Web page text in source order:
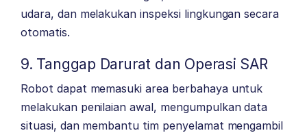
udara, dan melakukan inspeksi lingkungan secara
otomatis.
9. Tanggap Darurat dan Operasi SAR
Robot dapat memasuki area berbahaya untuk
melakukan penilaian awal, mengumpulkan data
situasi, dan membantu tim penyelamat mengambil